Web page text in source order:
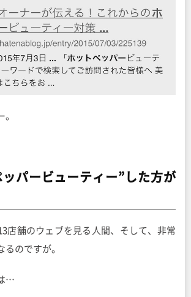
。
パービューティー”した方が
店舗のウェブを見る人間、そして、非常
るのですが。
…